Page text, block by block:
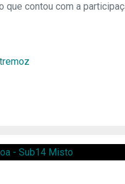
que contou com a